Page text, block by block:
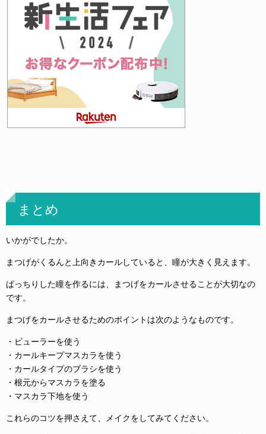
まとめ
いかがでしたか。
まつげがくるんと上向きカールしていると、瞳が大きく見えます。
ぱっちりした瞳を作るには、まつげをカールさせることが大切なの
です。
まつげをカールさせるためのポイントは次のようなものです。
・ビューラーを使う
・カールキープマスカラを使う
・カールタイプのブラシを使う
・根元からマスカラを塗る
・マスカラ下地を使う
これらのコツを押さえて、メイクをしてみてください。